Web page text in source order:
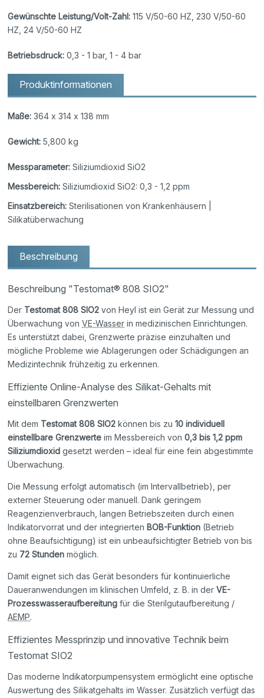
Gewünschte Leistung/Volt-Zahl: 115 V/50-60 HZ, 230 V/50-60
HZ, 24 V/50-60 HZ
Betriebsdruck: 0,3 - 1 bar, 1 - 4 bar
Produktinformationen
Maße: 364 x 314 x 138 mm
Gewicht: 5,800 kg
Messparameter: Siliziumdioxid SiO2
Messbereich: Siliziumdioxid SiO2: 0,3 - 1,2 ppm
Einsatzbereich: Sterilisationen von Krankenhäusern |
Silikatüberwachung
Beschreibung
Beschreibung "Testomat® 808 SIO2"
Der Testomat 808 SIO2 von Heyl ist ein Gerät zur Messung und
Überwachung vonVE-Wasser in medizinischen Einrichtungen.
Es unterstützt dabei, Grenzwerte präzise einzuhalten und
mögliche Probleme wie Ablagerungen oder Schädigungen an
Medizintechnik frühzeitig zu erkennen.
Effiziente Online-Analyse des Silikat-Gehalts mit
einstellbaren Grenzwerten
Mit dem Testomat 808 SIO2 können bis zu10 individuell
einstellbare Grenzwerte im Messbereich von0,3 bis 1,2 ppm
Siliziumdioxid gesetzt werden – ideal für eine fein abgestimmte
Überwachung.
Die Messung erfolgt automatisch (im Intervallbetrieb), per
externer Steuerung oder manuell. Dank geringem
Reagenzienverbrauch, langen Betriebszeiten durch einen
Indikatorvorrat und der integrierten BOB-Funktion (Betrieb
ohne Beaufsichtigung) ist ein unbeaufsichtigter Betrieb von bis
zu 72 Stunden möglich.
Damit eignet sich das Gerät besonders für kontinuierliche
Daueranwendungen im klinischen Umfeld, z. B. in derVE-
Prozesswasseraufbereitung für die Sterilgutaufbereitung /
AEMP.
Effizientes Messprinzip und innovative Technik beim
Testomat SIO2
Das moderne Indikatorpumpensystem ermöglicht eine optische
Auswertung des Silikatgehalts im Wasser. Zusätzlich verfügt das